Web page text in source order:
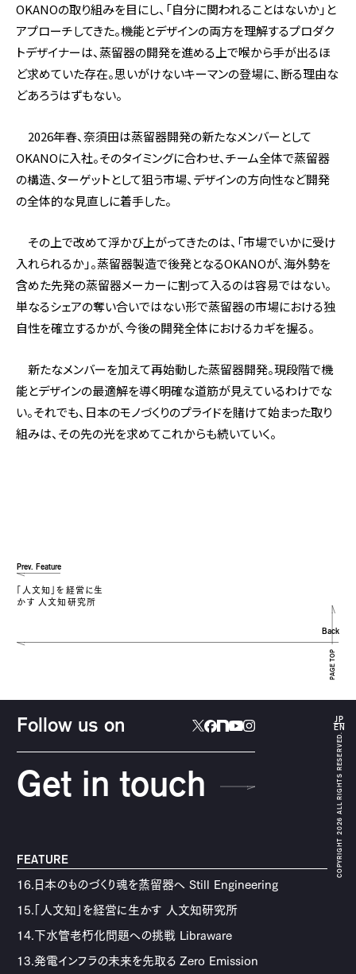
OKANOの取り組みを目にし、「自分に関われることはないか」と
アプローチしてきた。機能とデザインの両方を理解するプロダク
トデザイナーは、蒸留器の開発を進める上で喉から手が出るほ
ど求めていた存在。思いがけないキーマンの登場に、断る理由な
どあろうはずもない。
2026年春、奈須田は蒸留器開発の新たなメンバーとして
OKANOに入社。そのタイミングに合わせ、チーム全体で蒸留器
の構造、ターゲットとして狙う市場、デザインの方向性など開発
の全体的な見直しに着手した。
その上で改めて浮かび上がってきたのは、「市場でいかに受け
入れられるか」。蒸留器製造で後発となるOKANOが、海外勢を
含めた先発の蒸留器メーカーに割って入るのは容易ではない。
単なるシェアの奪い合いではない形で蒸留器の市場における独
自性を確立するかが、今後の開発全体におけるカギを握る。
新たなメンバーを加えて再始動した蒸留器開発。現段階で機
能とデザインの最適解を導く明確な道筋が見えているわけでな
い。それでも、日本のモノづくりのプライドを賭けて始まった取り
組みは、その先の光を求めてこれからも続いていく。
Prev. Feature
「人文知」を経営に生
かす 人文知研究所
Back
PAGE TOP
Follow us on
Get in touch
FEATURE
16.日本のものづくり魂を蒸留器へ Still Engineering
15.「人文知」を経営に生かす 人文知研究所
14.下水管老朽化問題への挑戦 Libraware
13.発電インフラの未来を先取る Zero Emission
JP
EN
COPYRIGHT 2026 ALL RIGHTS RESERVED.